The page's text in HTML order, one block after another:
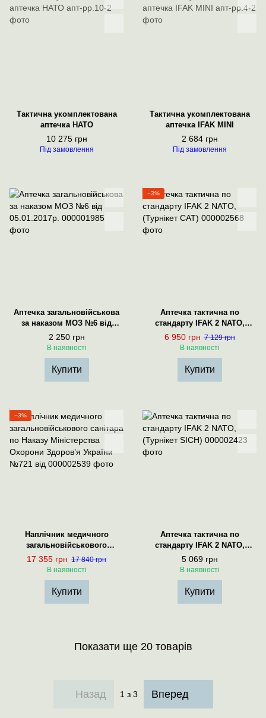
Тактична укомплектована
аптечка НАТО
10 275 грн
Під замовлення
Тактична укомплектована
аптечка IFAK MINI
2 684 грн
Під замовлення
Аптечка загальновійськова
за наказом МОЗ №6 від
05.01.2017р.
2 250 грн
В наявності
Купити
−3%
Аптечка тактична по
стандарту IFAK 2 NATO,
(Турнікет CAT)
6 950 грн 7 129 грн
В наявності
Купити
−3%
Наплічник медичного
загальновійськового
санітара по Наказу
Міністерства Охорони
17 355 грн 17 840 грн
В наявності
Купити
Аптечка тактична по
стандарту IFAK 2 NATO,
(Турнікет SICH)
5 069 грн
В наявності
Купити
Показати ще 20 товарів
Назад 1 з 3 Вперед